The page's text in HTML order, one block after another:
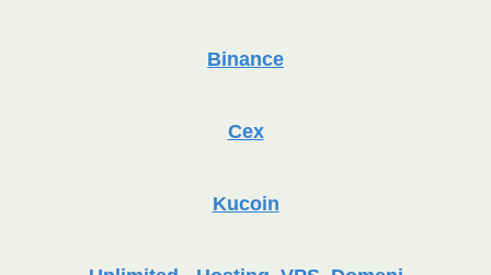
Binance
Cex
Kucoin